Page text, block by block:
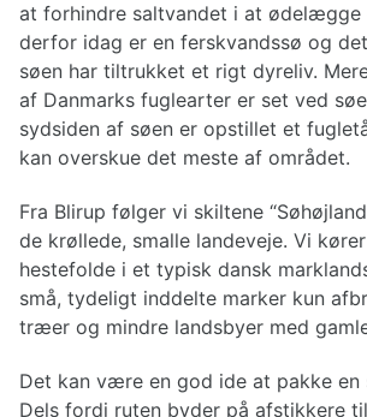
Cykelruter Vestjylland
Cykelruter Østjylland
Cykelruter Bornholm
Cykelruter Fyn
at forhindre saltvandet i at ødelægge
derfor idag er en ferskvandssø og
søen har tiltrukket et rigt dyreliv.
af Danmarks fuglearter er set ved
sydsiden af søen er opstillet et
kan overskue det meste af området.
Fra Blirup følger vi skiltene
de krøllede, smalle landeveje. Vi
hestefolde i et typisk dansk
små, tydeligt inddelte marker kun
træer og mindre landsbyer med
Det kan være en god ide at pakke en
Dels fordi ruten byder på afstikkere